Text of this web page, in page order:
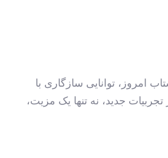
امروز، توانایی سازگاری با
تجربیات جدید، نه تنها یک مزیت،